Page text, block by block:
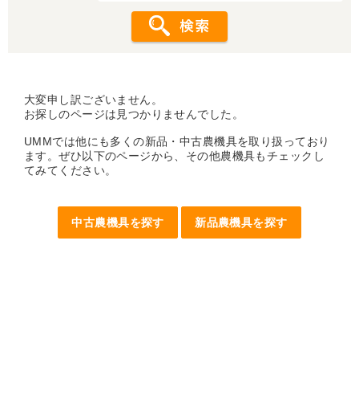
大変申し訳ございません。
お探しのページは見つかりませんでした。
UMMでは他にも多くの新品・中古農機具を取り扱っており
ます。ぜひ以下のページから、その他農機具もチェックし
てみてください。
中古農機具を探す 新品農機具を探す